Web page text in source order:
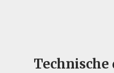
Technische